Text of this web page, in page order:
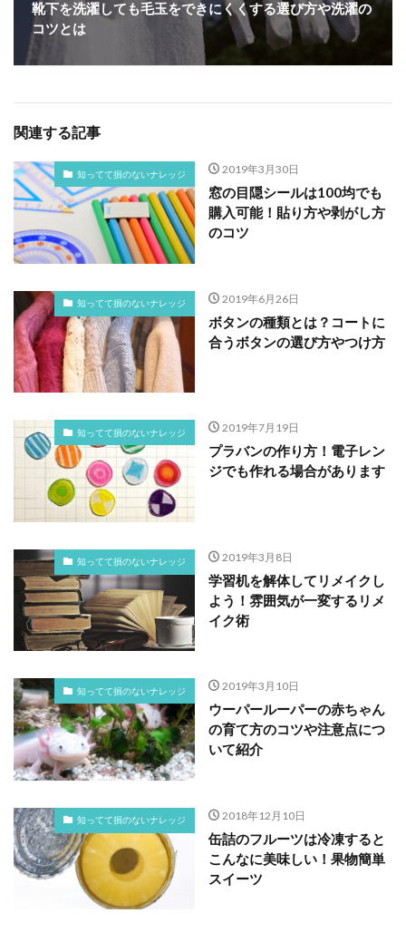
靴下を洗濯しても毛玉をできにくくする選び方や洗濯の
コツとは
関連する記事
知ってて損のないナレッジ 2019年3月30日
窓の目隠シールは100均でも
購入可能！貼り方や剥がし方
のコツ
知ってて損のないナレッジ 2019年6月26日
ボタンの種類とは？コートに
合うボタンの選び方やつけ方
知ってて損のないナレッジ 2019年7月19日
プラバンの作り方！電子レン
ジでも作れる場合があります
知ってて損のないナレッジ 2019年3月8日
学習机を解体してリメイクし
よう！雰囲気が一変するリメ
イク術
知ってて損のないナレッジ 2019年3月10日
ウーパールーパーの赤ちゃん
の育て方のコツや注意点につ
いて紹介
知ってて損のないナレッジ 2018年12月10日
缶詰のフルーツは冷凍すると
こんなに美味しい！果物簡単
スイーツ